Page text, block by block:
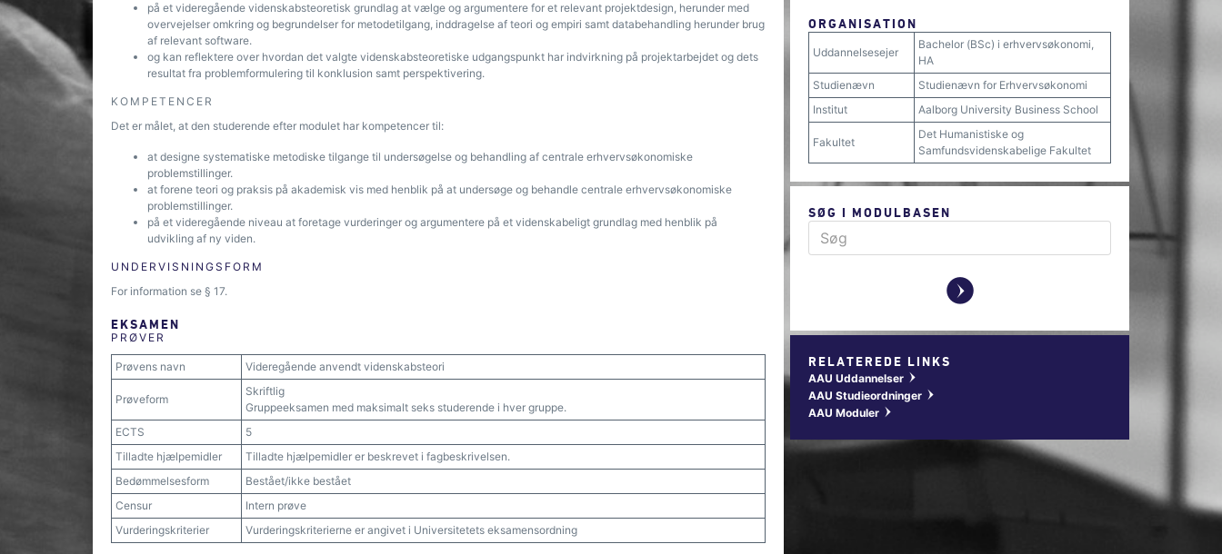
på et videregående videnskabsteoretisk grundlag at vælge og argumentere for et relevant projektdesign, herunder med
overvejelser omkring og begrundelser for metodetilgang, inddragelse af teori og empiri samt databehandling herunder brug
af relevant software.
og kan reflektere over hvordan det valgte videnskabsteoretiske udgangspunkt har indvirkning på projektarbejdet og dets
resultat fra problemformulering til konklusion samt perspektivering.
KOMPETENCER
Det er målet, at den studerende efter modulet har kompetencer til:
at designe systematiske metodiske tilgange til undersøgelse og behandling af centrale erhvervsøkonomiske
problemstillinger.
at forene teori og praksis på akademisk vis med henblik på at undersøge og behandle centrale erhvervsøkonomiske
problemstillinger.
på et videregående niveau at foretage vurderinger og argumentere på et videnskabeligt grundlag med henblik på
udvikling af ny viden.
UNDERVISNINGSFORM
For information se § 17.
EKSAMEN
PRØVER
Prøvens navn Videregående anvendt videnskabsteori
Prøveform
Skriftlig
Gruppeeksamen med maksimalt seks studerende i hver gruppe.
ECTS
5
Tilladte hjælpemidler
Tilladte hjælpemidler er beskrevet i fagbeskrivelsen.
Bedømmelsesform
Bestået/ikke bestået
Censur
Intern prøve
Vurderingskriterier
Vurderingskriterierne er angivet i Universitetets eksamensordning
ORGANISATION
Uddannelsesejer
Bachelor (BSc) i erhvervsøkonomi,
HA
Studienævn
Studienævn for Erhvervsøkonomi
Institut
Aalborg University Business School
Fakultet
Det Humanistiske og
Samfundsvidenskabelige Fakultet
SØG I MODULBASEN
y
RELATEREDE LINKS
AAU Uddannelser w
AAU Studieordninger w
AAU Moduler w